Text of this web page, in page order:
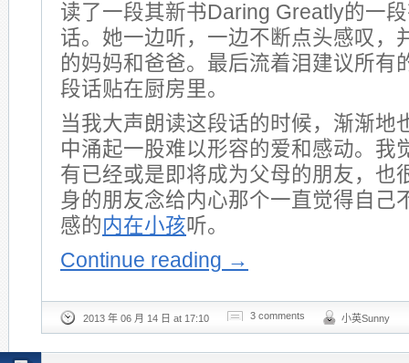
读了一段其新书Daring Greatly的一
话。她一边听，一边不断点头感叹，
的妈妈和爸爸。最后流着泪建议所有
段话贴在厨房里。
当我大声朗读这段话的时候，渐渐地
中涌起一股难以形容的爱和感动。我
有已经或是即将成为父母的朋友，也
身的朋友念给内心那个一直觉得自己
感的内在小孩听。
Continue reading →
2013 年 06 月 14 日 at 17:10 3 comments 小英Sunny